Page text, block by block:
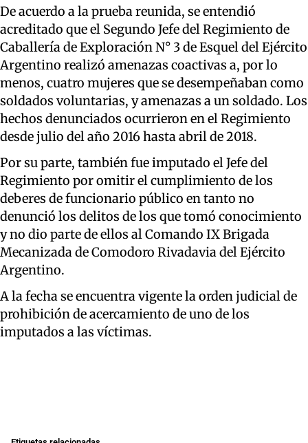
De acuerdo a la prueba reunida, se entendió
acreditado que el Segundo Jefe del Regimiento de
Caballería de Exploración N° 3 de Esquel del Ejército
Argentino realizó amenazas coactivas a, por lo
menos, cuatro mujeres que se desempeñaban como
soldados voluntarias, y amenazas a un soldado. Los
hechos denunciados ocurrieron en el Regimiento
desde julio del año 2016 hasta abril de 2018.
Por su parte, también fue imputado el Jefe del
Regimiento por omitir el cumplimiento de los
deberes de funcionario público en tanto no
denunció los delitos de los que tomó conocimiento
y no dio parte de ellos al Comando IX Brigada
Mecanizada de Comodoro Rivadavia del Ejército
Argentino.
A la fecha se encuentra vigente la orden judicial de
prohibición de acercamiento de uno de los
imputados a las víctimas.